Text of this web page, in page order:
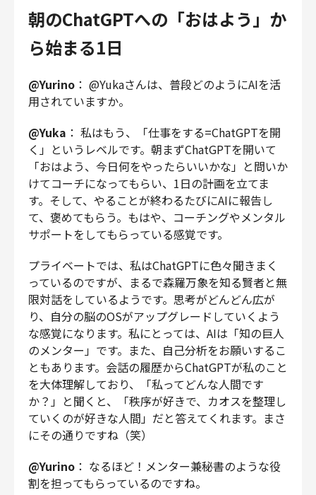
朝のChatGPTへの「おはよう」か
ら始まる1日
@Yurino ： @Yukaさんは、普段どのようにAIを活
用されていますか。
@Yuka ： 私はもう、「仕事をする=ChatGPTを開
く」というレベルです。朝まずChatGPTを開いて
「おはよう、今日何をやったらいいかな」と問いか
けてコーチになってもらい、1日の計画を立てま
す。そして、やることが終わるたびにAIに報告し
て、褒めてもらう。もはや、コーチングやメンタル
サポートをしてもらっている感覚です。
プライベートでは、私はChatGPTに色々聞きまく
っているのですが、まるで森羅万象を知る賢者と無
限対話をしているようです。思考がどんどん広が
り、自分の脳のOSがアップグレードしていくよう
な感覚になります。私にとっては、AIは「知の巨人
のメンター」です。また、自己分析をお願いするこ
ともあります。会話の履歴からChatGPTが私のこと
を大体理解しており、「私ってどんな人間です
か？」と聞くと、「秩序が好きで、カオスを整理し
ていくのが好きな人間」だと答えてくれます。まさ
にその通りですね（笑）
@Yurino ： なるほど！メンター兼秘書のような役
割を担ってもらっているのですね。